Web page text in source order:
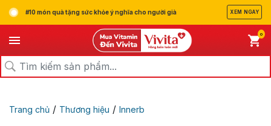
#10 món quà tặng sức khỏe ý nghĩa cho người già XEM NGAY
0
Trang chủ / Thương hiệu / Innerb